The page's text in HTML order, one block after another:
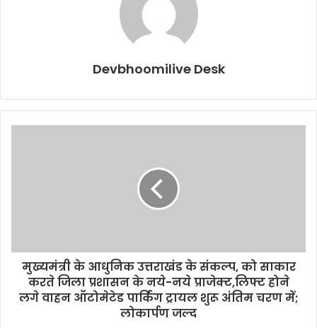
Devbhoomilive Desk
मुख्यमंत्री के आधुनिक उत्तराखंड के संकल्प, को साकार
करते जिला प्रशासन के नये-नये प्राजेक्ट,लिफ्ट होने
लगे वाहन ऑटोमेटेड पार्किंग ट्रायल शुरू अंतिम चरण में;
लोकार्पण जल्द